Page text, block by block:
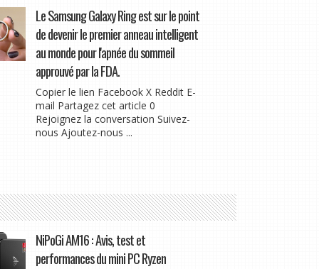
Le Samsung Galaxy Ring est sur le point
de devenir le premier anneau intelligent
au monde pour l'apnée du sommeil
approuvé par la FDA.
Copier le lien Facebook X Reddit E-
mail Partagez cet article 0
Rejoignez la conversation Suivez-
nous Ajoutez-nous ...
NiPoGi AM16 : Avis, test et
performances du mini PC Ryzen